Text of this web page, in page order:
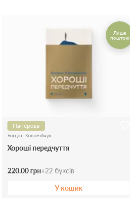
Лише
поштою
Паперова
Богдан Коломійчук
Хороші передчуття
220.00 грн+22 буксів
У кошик